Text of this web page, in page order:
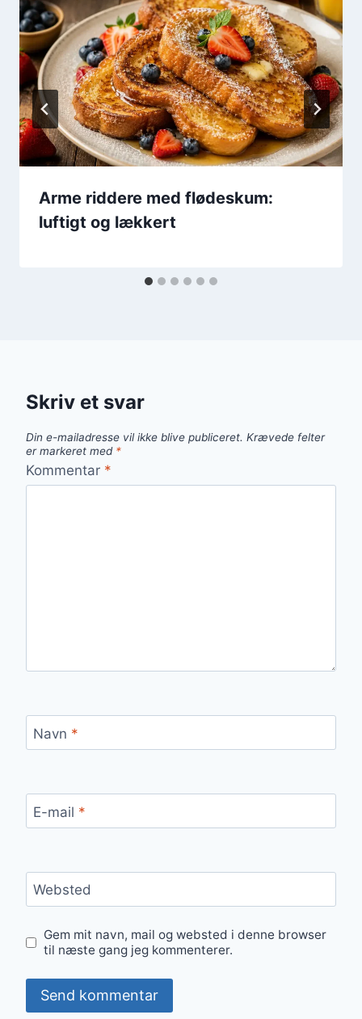
Arme riddere med flødeskum:
luftigt og lækkert
Skriv et svar
Din e-mailadresse vil ikke blive publiceret. Krævede felter
er markeret med *
Kommentar *
Navn *
E-mail *
Websted
Gem mit navn, mail og websted i denne browser
til næste gang jeg kommenterer.